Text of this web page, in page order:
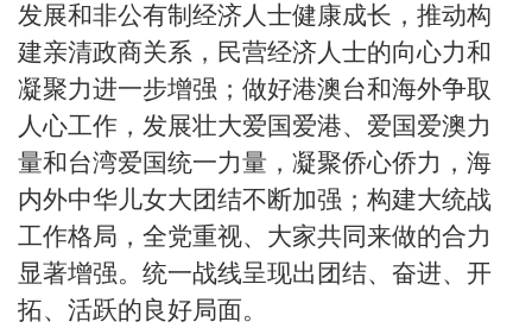
发展和非公有制经济人士健康成长，推动构
建亲清政商关系，民营经济人士的向心力和
凝聚力进一步增强；做好港澳台和海外争取
人心工作，发展壮大爱国爱港、爱国爱澳力
量和台湾爱国统一力量，凝聚侨心侨力，海
内外中华儿女大团结不断加强；构建大统战
工作格局，全党重视、大家共同来做的合力
显著增强。统一战线呈现出团结、奋进、开
拓、活跃的良好局面。